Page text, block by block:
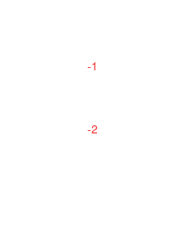
-1
-2